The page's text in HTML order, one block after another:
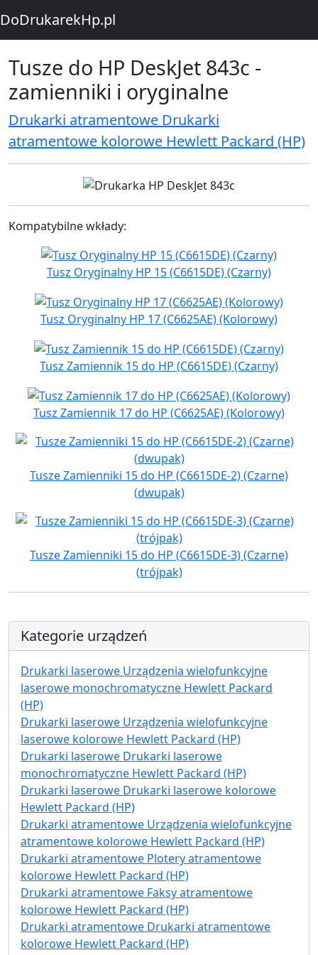
DoDrukarekHp.pl
Tusze do HP DeskJet 843c -
zamienniki i oryginalne
Drukarki atramentowe Drukarki
atramentowe kolorowe Hewlett Packard (HP)
Kompatybilne wkłady:
Tusz Oryginalny HP 15 (C6615DE) (Czarny)
Tusz Oryginalny HP 17 (C6625AE) (Kolorowy)
Tusz Zamiennik 15 do HP (C6615DE) (Czarny)
Tusz Zamiennik 17 do HP (C6625AE) (Kolorowy)
Tusze Zamienniki 15 do HP (C6615DE-2) (Czarne)
(dwupak)
Tusze Zamienniki 15 do HP (C6615DE-3) (Czarne)
(trójpak)
Kategorie urządzeń
Drukarki laserowe Urządzenia wielofunkcyjne
laserowe monochromatyczne Hewlett Packard
(HP)
Drukarki laserowe Urządzenia wielofunkcyjne
laserowe kolorowe Hewlett Packard (HP)
Drukarki laserowe Drukarki laserowe
monochromatyczne Hewlett Packard (HP)
Drukarki laserowe Drukarki laserowe kolorowe
Hewlett Packard (HP)
Drukarki atramentowe Urządzenia wielofunkcyjne
atramentowe kolorowe Hewlett Packard (HP)
Drukarki atramentowe Plotery atramentowe
kolorowe Hewlett Packard (HP)
Drukarki atramentowe Faksy atramentowe
kolorowe Hewlett Packard (HP)
Drukarki atramentowe Drukarki atramentowe
kolorowe Hewlett Packard (HP)